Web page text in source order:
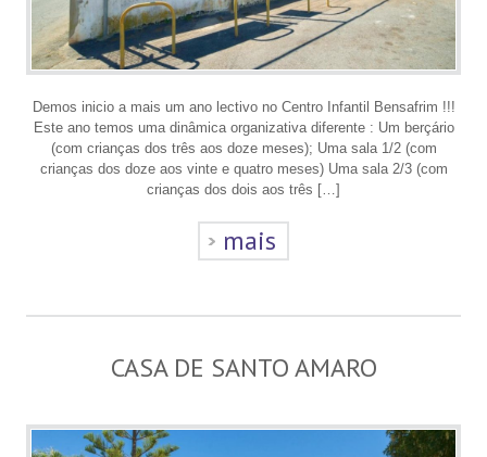
Demos inicio a mais um ano lectivo no Centro Infantil Bensafrim !!!
Este ano temos uma dinâmica organizativa diferente : Um berçário
(com crianças dos três aos doze meses); Uma sala 1/2 (com
crianças dos doze aos vinte e quatro meses) Uma sala 2/3 (com
crianças dos dois aos três […]
mais
CASA DE SANTO AMARO